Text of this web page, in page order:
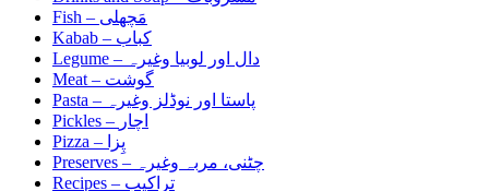
Fish – مَچھلی
Kabab – کباب
Legume –
دال اور لوبیا وغیرہ
Meat – گوشت
Pasta –
پاستا اور نوڈلز وغیرہ
Pickles – اچار
Pizza –
پِزا
Preserves –
چٹنی، مربہ وغیرہ
Recipes – تراکیب